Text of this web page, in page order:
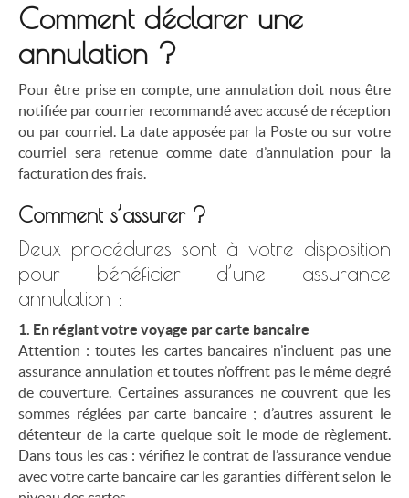
Comment déclarer une
annulation ?
Pour être prise en compte, une annulation doit nous être
notifiée par courrier recommandé avec accusé de réception
ou par courriel. La date apposée par la Poste ou sur votre
courriel sera retenue comme date d’annulation pour la
facturation des frais.
Comment s’assurer ?
Deux procédures sont à votre disposition
pour bénéficier d’une assurance
annulation :
1. En réglant votre voyage par carte bancaire
Attention : toutes les cartes bancaires n’incluent pas une
assurance annulation et toutes n’offrent pas le même degré
de couverture. Certaines assurances ne couvrent que les
sommes réglées par carte bancaire ; d’autres assurent le
détenteur de la carte quelque soit le mode de règlement.
Dans tous les cas : vérifiez le contrat de l’assurance vendue
avec votre carte bancaire car les garanties diffèrent selon le